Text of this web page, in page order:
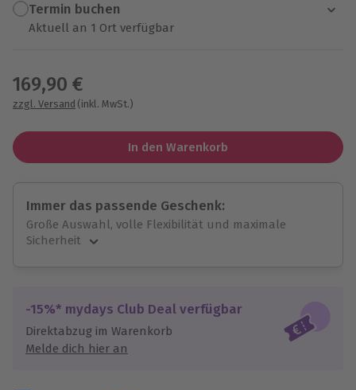
Termin buchen
Aktuell an 1 Ort verfügbar
169,90 €
zzgl. Versand (inkl. MwSt.)
In den Warenkorb
Immer das passende Geschenk:
Große Auswahl, volle Flexibilität und maximale
Sicherheit
Jeder Gutschein für alle Erlebnisse einlösbar.
Maximale Sicherheit
3 Jahre gültig & verlängerbar.
-15%* mydays Club Deal verfügbar
Direktabzug im Warenkorb
Melde dich hier an